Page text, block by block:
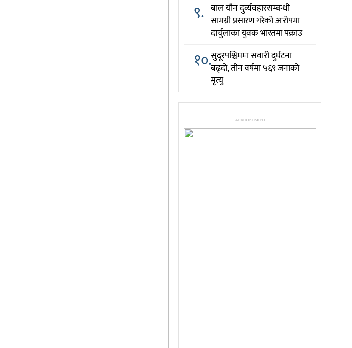
९. बाल यौन दुर्व्यवहारसम्बन्धी
सामग्री प्रसारण गरेको आरोपमा
दार्चुलाका युवक भारतमा पक्राउ
१०.सुदूरपश्चिममा सवारी दुर्घटना
बढ्दो, तीन वर्षमा ५६९ जनाको
मृत्यु
ADVERTISEMENT